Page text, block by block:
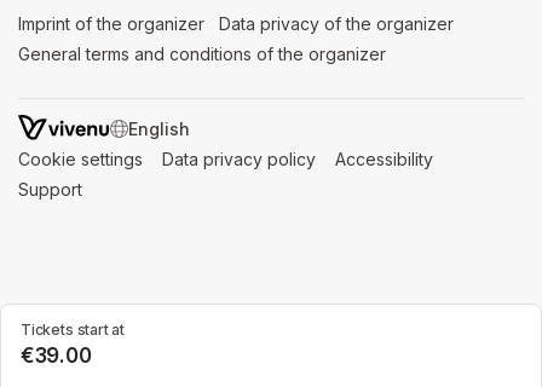
Tickets start at
€39.00
Imprint of the organizer (opens in a new tab)
Data privacy of the organizer
General terms and conditions of the organizer
SWITCH LANGUAGE
Cookie settings (opens in a new tab)
Data privacy policy (opens in a new tab)
Accessibility
Support